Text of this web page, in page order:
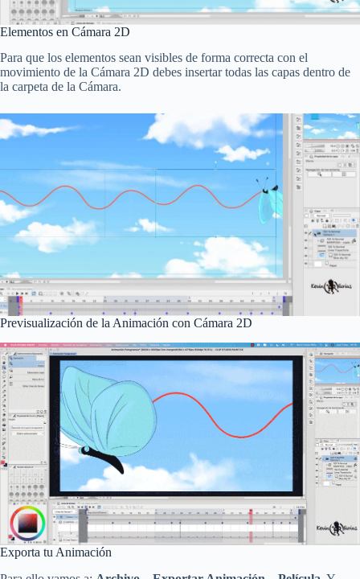
Elementos en Cámara 2D
Para que los elementos sean visibles de forma correcta con el
movimiento de la Cámara 2D debes insertar todas las capas dentro de
la carpeta de la Cámara.
Previsualización de la Animación con Cámara 2D
Exporta tu Animación